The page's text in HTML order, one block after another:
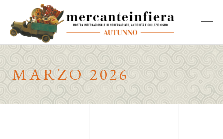
MARZO 2026